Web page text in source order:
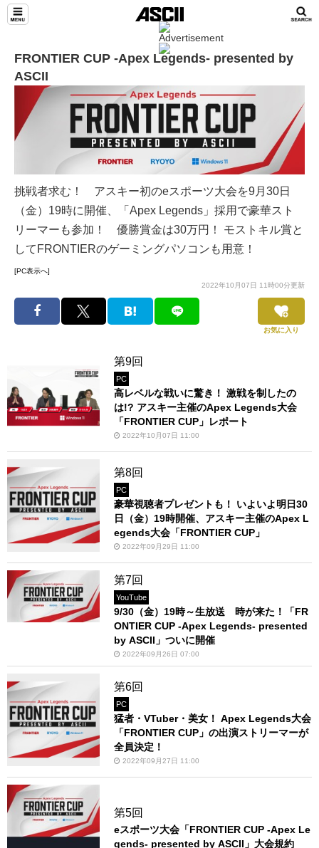
FRONTIER CUP -Apex Legends- presented by
ASCII
挑戦者求む！ アスキー初のeスポーツ大会を9月30日
（金）19時に開催、「Apex Legends」採用で豪華スト
リーマーも参加！ 優勝賞金は30万円！ モストキル賞と
してFRONTIERのゲーミングパソコンも用意！
[PC表示へ]
2022年10月07日 11時00分更新
お気に入り
第9回
PC
高レベルな戦いに驚き！ 激戦を制したの
は!? アスキー主催のApex Legends大会
「FRONTIER CUP」レポート
2022年10月07日 11:00
第8回
PC
豪華視聴者プレゼントも！ いよいよ明日30
日（金）19時開催、アスキー主催のApex L
egends大会「FRONTIER CUP」
2022年09月29日 11:00
第7回
YouTube
9/30（金）19時～生放送 時が来た！「FR
ONTIER CUP -Apex Legends- presented
by ASCII」ついに開催
2022年09月26日 07:00
第6回
PC
猛者・VTuber・美女！ Apex Legends大会
「FRONTIER CUP」の出演ストリーマーが
全員決定！
2022年09月27日 11:00
第5回
eスポーツ大会「FRONTIER CUP -Apex Le
gends- presented by ASCII」大会規約